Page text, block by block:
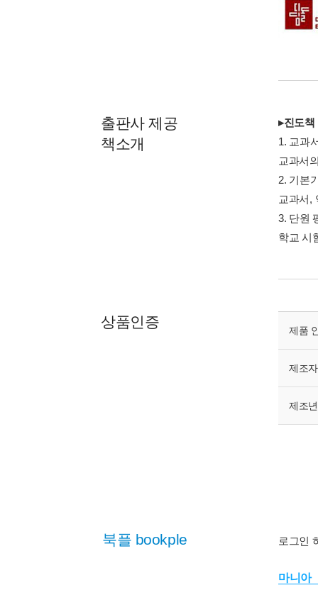
출판사 제공
책소개
▸진도책
1. 교과
교과서
2. 기본
교과서,
3. 단원
학교 시
상품인증
제품
제조
제조
북플 bookple 로그인
마니아